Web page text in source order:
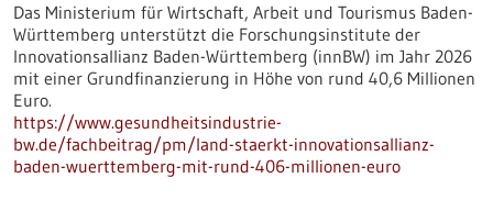
Das Ministerium für Wirtschaft, Arbeit und Tourismus Baden-
Württemberg unterstützt die Forschungsinstitute der
Innovationsallianz Baden-Württemberg (innBW) im Jahr 2026
mit einer Grundfinanzierung in Höhe von rund 40,6 Millionen
Euro.
https://www.gesundheitsindustrie-
bw.de/fachbeitrag/pm/land-staerkt-innovationsallianz-
baden-wuerttemberg-mit-rund-406-millionen-euro